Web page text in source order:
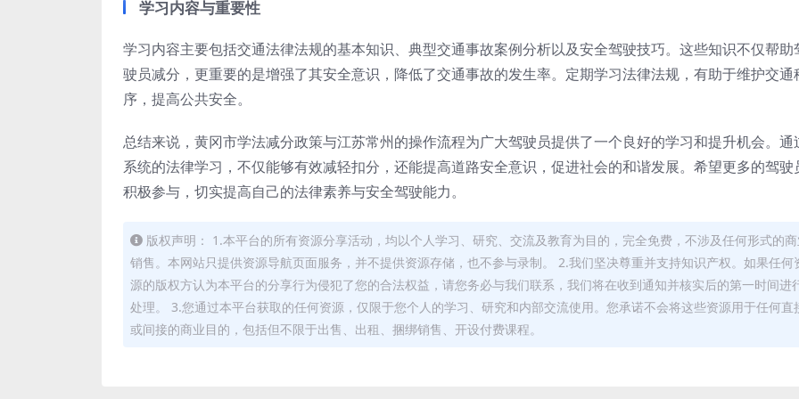
学习内容与重要性
学习内容主要包括交通法律法规的基本知识、典型交通事故案例分析以及安全驾驶技巧。这些知识不仅帮助
驶员减分，更重要的是增强了其安全意识，降低了交通事故的发生率。定期学习法律法规，有助于维护交通
序，提高公共安全。
总结来说，黄冈市学法减分政策与江苏常州的操作流程为广大驾驶员提供了一个良好的学习和提升机会。通
系统的法律学习，不仅能够有效减轻扣分，还能提高道路安全意识，促进社会的和谐发展。希望更多的驾驶
积极参与，切实提高自己的法律素养与安全驾驶能力。
版权声明： 1.本平台的所有资源分享活动，均以个人学习、研究、交流及教育为目的，完全免费，不涉及任何形式的
销售。本网站只提供资源导航页面服务，并不提供资源存储，也不参与录制。 2.我们坚决尊重并支持知识产权。如果任何
源的版权方认为本平台的分享行为侵犯了您的合法权益，请您务必与我们联系，我们将在收到通知并核实后的第一时间进
处理。 3.您通过本平台获取的任何资源，仅限于您个人的学习、研究和内部交流使用。您承诺不会将这些资源用于任何直
或间接的商业目的，包括但不限于出售、出租、捆绑销售、开设付费课程。